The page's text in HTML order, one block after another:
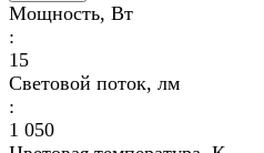
Мощность, Вт
:
15
Световой поток, лм
:
1 050